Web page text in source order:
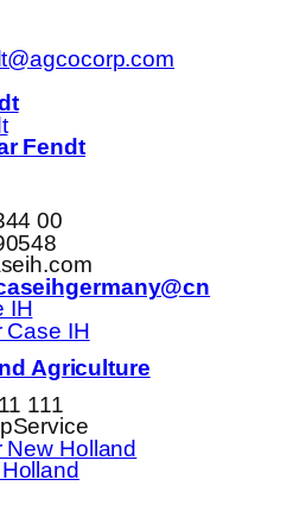
Fendt
00
IH
Case IH
Agriculture
111
Holland